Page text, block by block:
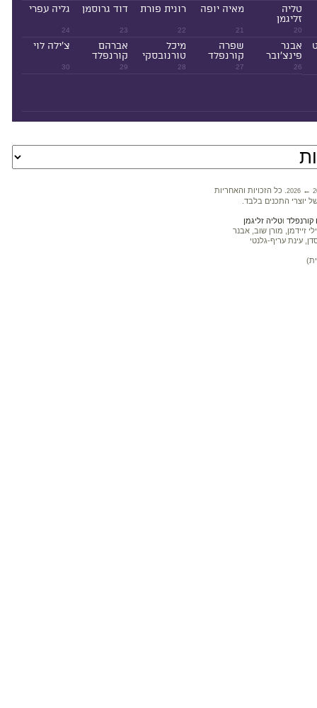
20
טליה
זליגמן
21
מאיה יופה
22
רונית פורת
23
דוד גרוסמן
24
גליה עפרי
26
אבנר
פינצ'ובר
27
שפרה
קורנפלד
28
מיכל
טורנובסקי
29
אברהם
קורנפלד
30
צ'ילה לוי
2026 ←
. כל הזכויות והאחריות
יוצרי התכנים בלבד.
וטליה זליגמן
זיידמן, מורן שוב, אבנר
עינת עריף-גלנטי